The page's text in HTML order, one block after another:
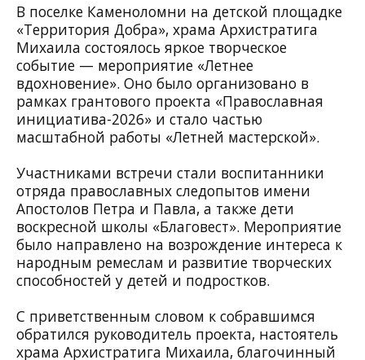
В поселке Каменоломни на детской площадке
«Территория Добра», храма Архистратига
Михаила состоялось яркое творческое
событие — мероприятие «Летнее
вдохновение». Оно было организовано в
рамках грантового проекта «Православная
инициатива-2026» и стало частью
масштабной работы «Летней мастерской».
Участниками встречи стали воспитанники
отряда православных следопытов имени
Апостолов Петра и Павла, а также дети
воскресной школы «Благовест». Мероприятие
было направлено на возрождение интереса к
народным ремеслам и развитие творческих
способностей у детей и подростков.
С приветственным словом к собравшимся
обратился руководитель проекта, настоятель
храма Архистратига Михаила, благочинный